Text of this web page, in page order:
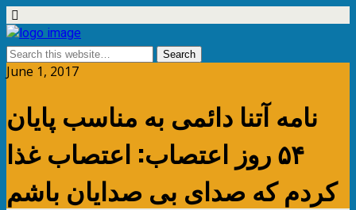
June 1, 2017
نامه آتنا دائمی به مناسب پایان
۵۴ روز اعتصاب: اعتصاب غذا
کردم که صدای بی صدایان باشم